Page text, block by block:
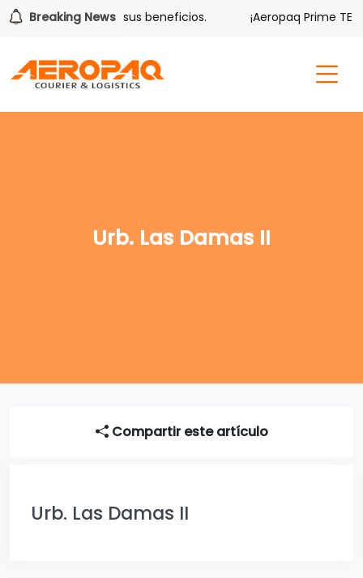
Breaking News
también tiene sus beneficios. ¡Aeropaq Prime TE DA
Urb. Las Damas II
Compartir este artículo
Urb. Las Damas II